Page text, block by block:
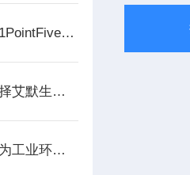
罗克韦尔自动化携手1PointFive 签署直接空气捕获碳去除信用协议
金三角聚合物公司选择艾默生为其新建工厂提供设备数字自动化技术以及软件
可编程逻辑控制器是为工业环境设计的数字运算控制系统